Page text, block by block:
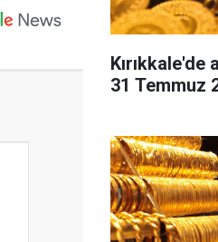
Kırıkkale'de
31 Temmuz